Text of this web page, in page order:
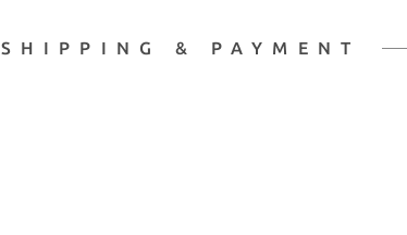
SHIPPING & PAYMENT